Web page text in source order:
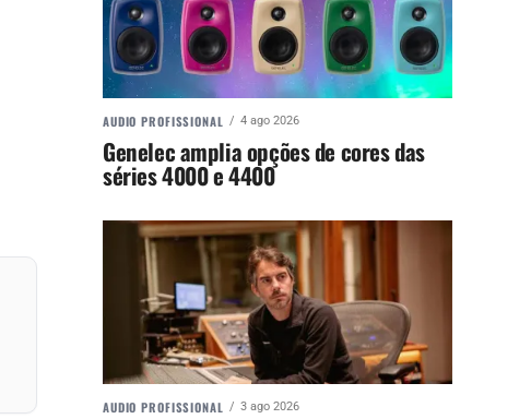
AUDIO PROFISSIONAL 4 ago 2026
Genelec amplia opções de cores das
séries 4000 e 4400
AUDIO PROFISSIONAL 3 ago 2026